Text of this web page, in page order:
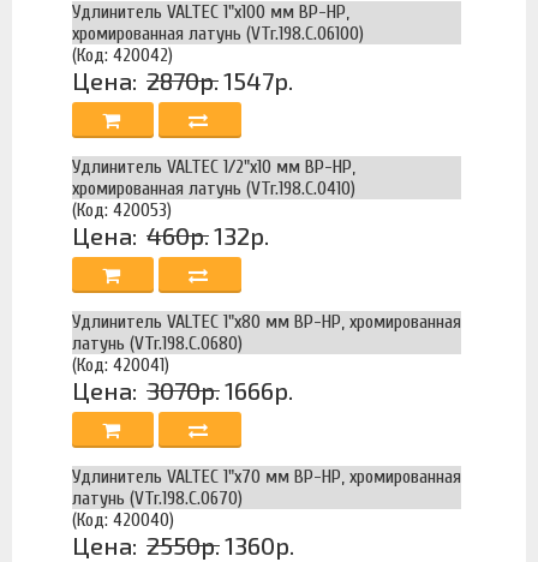
Удлинитель VALTEC 1"х100 мм ВР-НР,
хромированная латунь (VTr.198.C.06100)
(Код: 420042)
Цена: 2870р.1547р.
Удлинитель VALTEC 1/2"х10 мм ВР-НР,
хромированная латунь (VTr.198.C.0410)
(Код: 420053)
Цена: 460р.132р.
Удлинитель VALTEC 1"х80 мм ВР-НР, хромированная
латунь (VTr.198.C.0680)
(Код: 420041)
Цена: 3070р.1666р.
Удлинитель VALTEC 1"х70 мм ВР-НР, хромированная
латунь (VTr.198.C.0670)
(Код: 420040)
Цена: 2550р.1360р.